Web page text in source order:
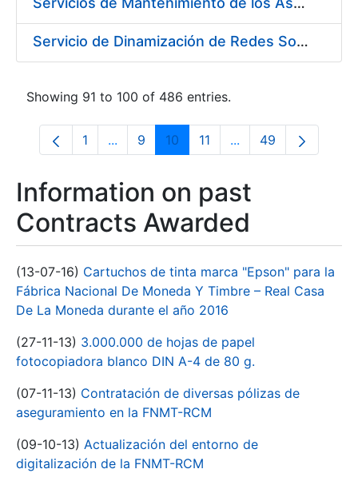
Servicio de Dinamización de Redes Sociales
Showing 91 to 100 of 486 entries.
Page
1 ...Intermediate Pages Use TAB to
Page
9 Page
10 Page
11 ...Intermediate Pages
Page
49
Information on past
Contracts Awarded
(13-07-16) Cartuchos de tinta marca "Epson" para la
Fábrica Nacional De Moneda Y Timbre – Real Casa
De La Moneda durante el año 2016
(27-11-13) 3.000.000 de hojas de papel
fotocopiadora blanco DIN A-4 de 80 g.
(07-11-13) Contratación de diversas pólizas de
aseguramiento en la FNMT-RCM
(09-10-13) Actualización del entorno de
digitalización de la FNMT-RCM